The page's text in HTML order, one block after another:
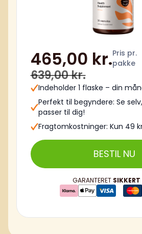
465,00 kr.Pris pr.
pakke
639,00 kr.
Indeholder 1 flaske – din
Perfekt til begyndere: Se
passer til dig!
Fragtomkostninger: Kun 49
BESTIL NU
GARANTERET